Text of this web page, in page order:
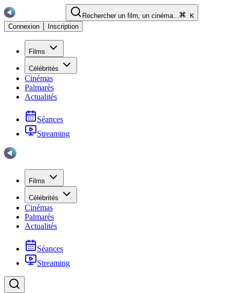
Rechercher un film, un cinéma...
K
Connexion
Inscription
Films
Célébrités
Cinémas
Palmarès
Actualités
Séances
Streaming
Films
Célébrités
Cinémas
Palmarès
Actualités
Séances
Streaming